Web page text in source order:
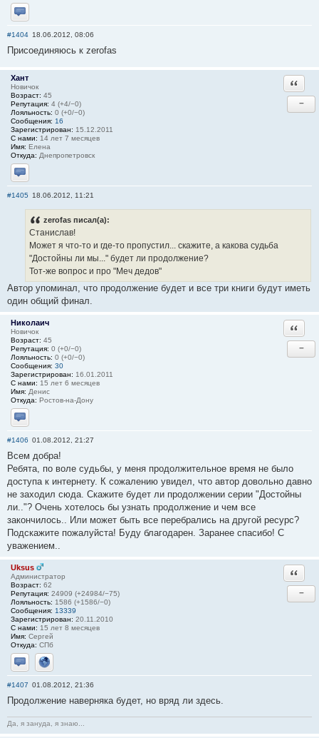
Отправить личное сообщение
#1404 18.06.2012, 08:06
Присоединяюсь к zerofas
Хант
Новичок
Возраст: 45
Репутация: 4 (+4/−0)
Лояльность: 0 (+0/−0)
Сообщения: 16
Зарегистрирован: 15.12.2011
С нами: 14 лет 7 месяцев
Имя: Елена
Откуда: Днепропетровск
Отправить личное сообщение
−
#1405 18.06.2012, 11:21
zerofas писал(а):
Станислав!
Может я что-то и где-то пропустил... скажите, а какова судьба
"Достойны ли мы..." будет ли продолжение?
Тот-же вопрос и про "Меч дедов"
Автор упоминал, что продолжение будет и все три книги будут иметь
один общий финал.
Николаич
Новичок
Возраст: 45
Репутация: 0 (+0/−0)
Лояльность: 0 (+0/−0)
Сообщения: 30
Зарегистрирован: 16.01.2011
С нами: 15 лет 6 месяцев
Имя: Денис
Откуда: Ростов-на-Дону
Отправить личное сообщение
−
#1406 01.08.2012, 21:27
Всем добра!
Ребята, по воле судьбы, у меня продолжительное время не было
доступа к интернету. К сожалению увидел, что автор довольно давно
не заходил сюда. Скажите будет ли продолжении серии "Достойны
ли.."? Очень хотелось бы узнать продолжение и чем все
закончилось.. Или может быть все перебрались на другой ресурс?
Подскажите пожалуйста! Буду благодарен. Заранее спасибо! С
уважением..
Uksus
Администратор
Возраст: 62
Репутация: 24909 (+24984/−75)
Лояльность: 1586 (+1586/−0)
Сообщения: 13339
Зарегистрирован: 20.11.2010
С нами: 15 лет 8 месяцев
Имя: Сергей
Откуда: СПб
Отправить личное сообщение
Сайт
−
#1407 01.08.2012, 21:36
Продолжение наверняка будет, но вряд ли здесь.
Да, я зануда, я знаю...